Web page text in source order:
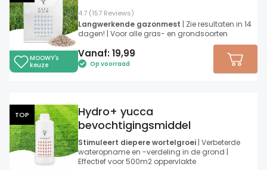
MOOWY's
keuze
4.7 (157 Reviews)
Langwerkende gazonmest | Zie resultaten in 14
dagen! | Voor alle gras- en grondsoorten
Vanaf: 19,99
Op voorraad
TOP
Hydro+ yucca
bevochtigingsmiddel
Stimuleert diepere wortelgroei | Verbeterde
wateropname en -verdeling in de grond |
Effectief voor 500m2 oppervlakte